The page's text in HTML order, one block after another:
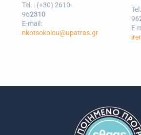
Tel. : (+30) 2610-
962310
E-mail:
nkotsokolou@upatras.gr
96
E-